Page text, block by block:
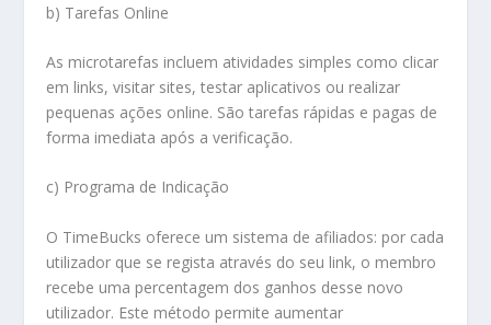
b) Tarefas Online
As microtarefas incluem atividades simples como clicar
em links, visitar sites, testar aplicativos ou realizar
pequenas ações online. São tarefas rápidas e pagas de
forma imediata após a verificação.
c) Programa de Indicação
O TimeBucks oferece um sistema de afiliados: por cada
utilizador que se regista através do seu link, o membro
recebe uma percentagem dos ganhos desse novo
utilizador. Este método permite aumentar